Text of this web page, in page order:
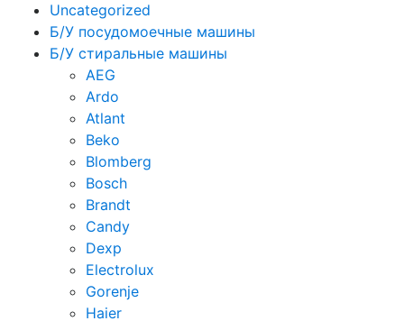
Uncategorized
Б/У посудомоечные машины
Б/У стиральные машины
AEG
Ardo
Atlant
Beko
Blomberg
Bosch
Brandt
Candy
Dexp
Electrolux
Gorenje
Haier